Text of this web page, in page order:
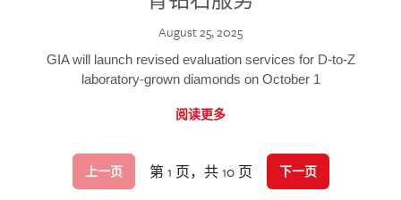
August 25, 2025
GIA will launch revised evaluation services for D-to-Z
laboratory-grown diamonds on October 1
阅读更多
上一页 第 1 页，共 10 页 下一页